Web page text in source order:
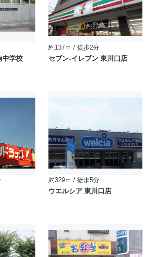
中学校
約137ｍ / 徒歩2分
セブン‐イレブン 東川口店
約329ｍ / 徒歩5分
ウエルシア 東川口店